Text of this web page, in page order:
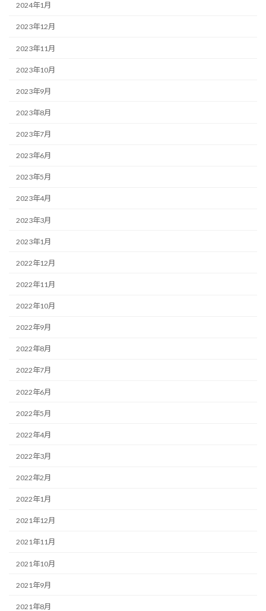
2024年1月
2023年12月
2023年11月
2023年10月
2023年9月
2023年8月
2023年7月
2023年6月
2023年5月
2023年4月
2023年3月
2023年1月
2022年12月
2022年11月
2022年10月
2022年9月
2022年8月
2022年7月
2022年6月
2022年5月
2022年4月
2022年3月
2022年2月
2022年1月
2021年12月
2021年11月
2021年10月
2021年9月
2021年8月